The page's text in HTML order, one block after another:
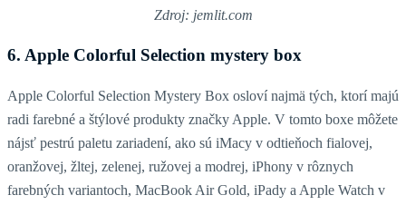
Zdroj: jemlit.com
6. Apple Colorful Selection mystery box
Apple Colorful Selection Mystery Box osloví najmä tých, ktorí majú
radi farebné a štýlové produkty značky Apple. V tomto boxe môžete
nájsť pestrú paletu zariadení, ako sú iMacy v odtieňoch fialovej,
oranžovej, žltej, zelenej, ružovej a modrej, iPhony v rôznych
farebných variantoch, MacBook Air Gold, iPady a Apple Watch v